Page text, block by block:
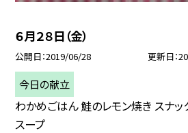
６月２８日（金）
公開日 2019/06/28 更新日
今日の献立
わかめごはん 鮭のレモン焼き スナ
スープ